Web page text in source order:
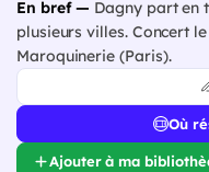
En bref — Dagny part en
plusieurs villes. Concert
Maroquinerie (Paris).
Où
Ajouter à ma